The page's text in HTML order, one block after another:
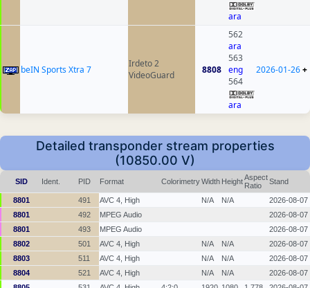
ara
beIN Sports Xtra 7
Irdeto 2
VideoGuard
8808
562
ara
563
eng
564
ara
2026-01-26+
Detailed transponder stream properties
(10850.00 V)
SID Ident. PID Format ColorimetryWidth HeightAspect
Ratio
Stand
8801 491 AVC 4, High N/A N/A
2026-08-07
8801
492 MPEG Audio
2026-08-07
8801
493 MPEG Audio
2026-08-07
8802
501 AVC 4, High N/A N/A
2026-08-07
8803
511 AVC 4, High N/A N/A
2026-08-07
8804
521 AVC 4, High N/A N/A
2026-08-07